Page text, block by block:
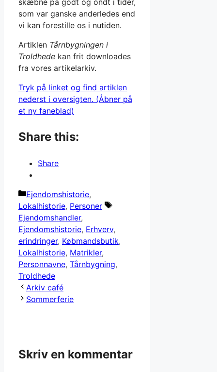
som var ganske anderledes end
vi kan forestille os i nutiden.
Artiklen Tårnbygningen i
Troldhede kan frit downloades
fra vores artikelarkiv.
Tryk på linket og find artiklen
nederst i oversigten. (Åbner på
et ny faneblad)
Share this:
Share
Kategorier
Ejendomshistorie,
Lokalhistorie, Personer
Tags
Ejendomshandler,
Ejendomshistorie, Erhverv,
erindringer, Købmandsbutik,
Lokalhistorie, Matrikler,
Personnavne, Tårnbygning,
Troldhede
Arkiv café
Sommerferie
Skriv en kommentar